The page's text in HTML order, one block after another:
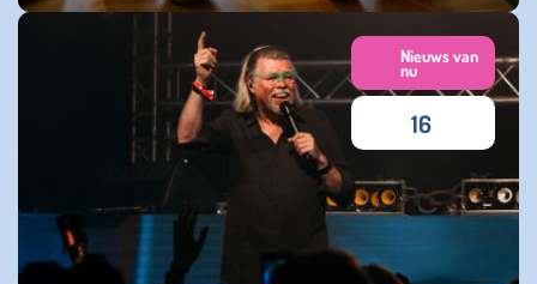
donderdag 16 juli 2026
Nieuws van
nu
16